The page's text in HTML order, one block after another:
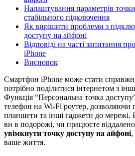
Налаштування параметрів
стабільного підключення
Як вирішити проблеми з
доступу на айфоні
Відповіді на часті запитання
iPhone
Висновок
Смартфон iPhone може стати
потрібно поділитися інтернетом з
Функція “Персональна точка
телефон на Wi-Fi роутер, дозволяючи
планшети та інші гаджети до мережі.
ви в подорожі, чи працюєте
увімкнути точку доступу на айфоні,
ваше життя.